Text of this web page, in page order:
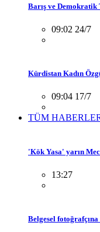
Barış ve
09:02 24/7
Kürdistan Kadın
09:04 17/7
TÜM
'Kök Yasa' yarın
13:27
Belgesel fotoğrafçına